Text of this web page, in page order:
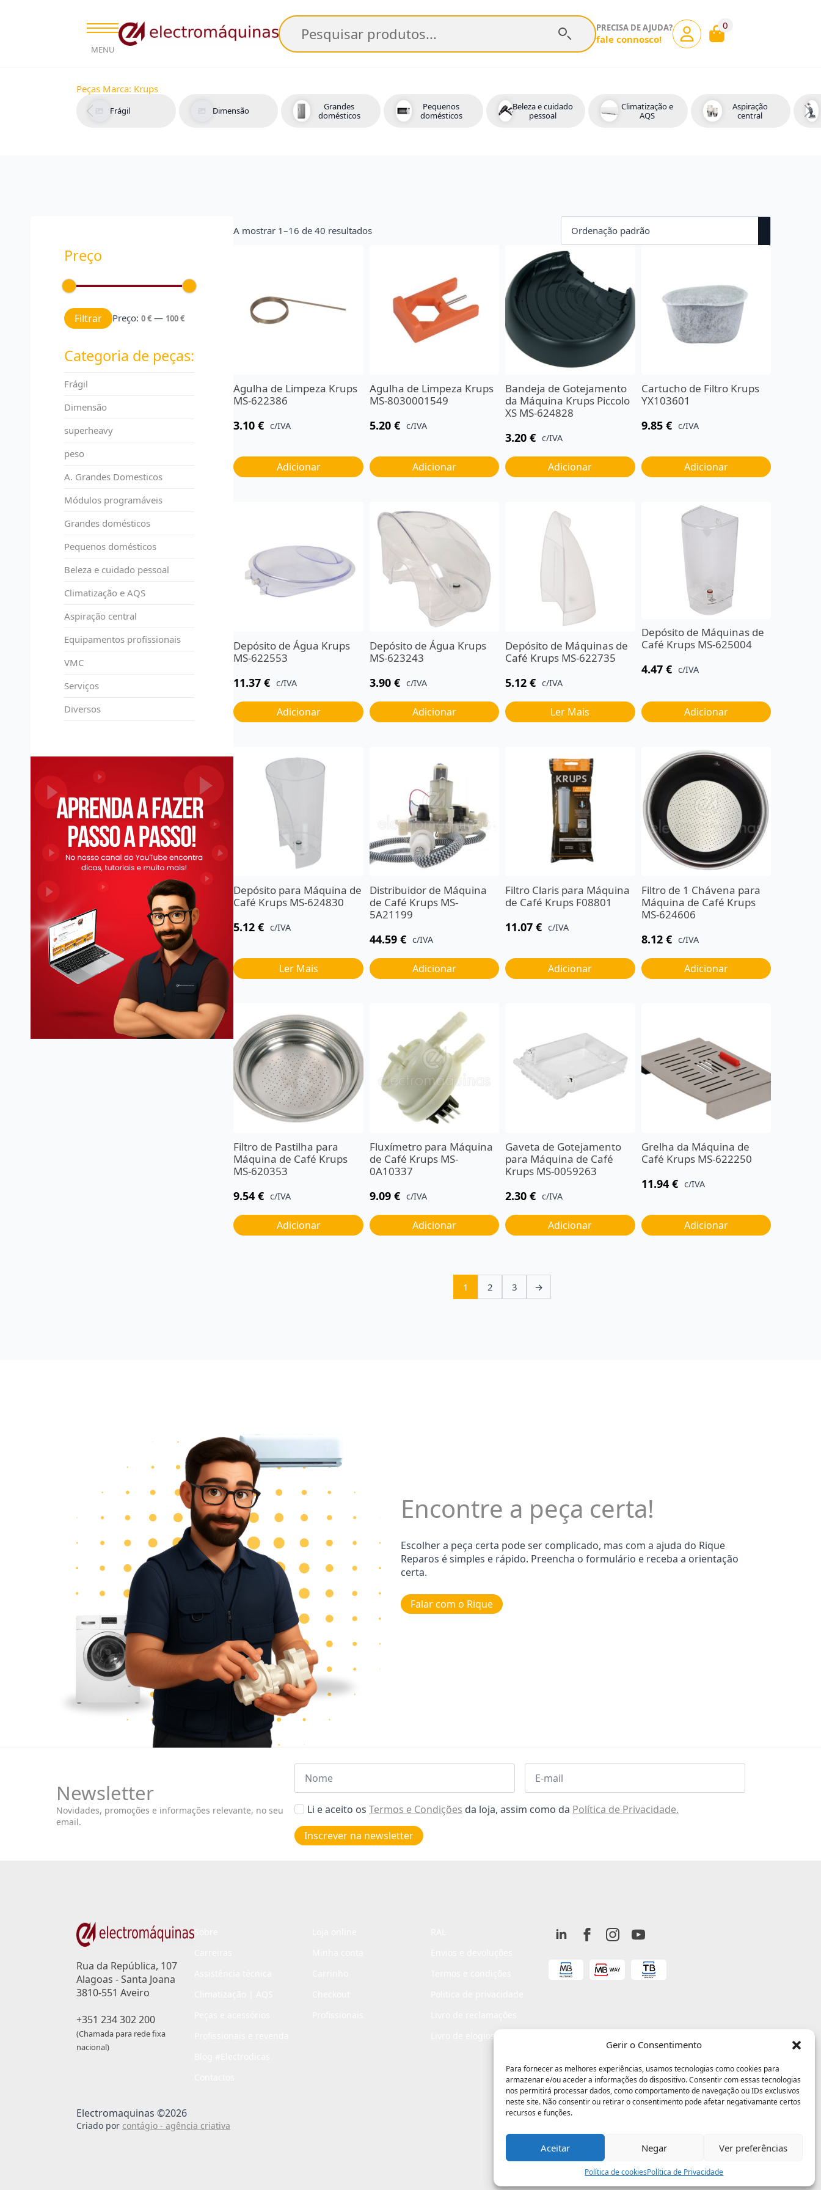
Gerir o Consentimento
Para fornecer as melhores experiências, usamos tecnologias como cookies para
armazenar e/ou aceder a informações do dispositivo. Consentir com essas tecnologias
nos permitirá processar dados, como comportamento de navegação ou IDs exclusivos
neste site. Não consentir ou retirar o consentimento pode afetar negativamante certos
recursos e funções.
Aceitar Negar Ver preferências
Política de cookiesPolítica de Privacidade
MENU
Pesquisar PRECISA DE AJUDA?
fale connosco!
0
Peças Marca: Krups
Frágil Dimensão
Grandes
domésticos
Pequenos
domésticos
Beleza e cuidado
pessoal
Climatização e
AQS
Aspiração
central
Preço
Preço mínimo
Preço máximo
Filtrar Preço: 0 € — 100 €
Categoria de peças:
Frágil
Dimensão
superheavy
peso
A. Grandes Domesticos
Módulos programáveis
Grandes domésticos
Pequenos domésticos
Beleza e cuidado pessoal
Climatização e AQS
Aspiração central
Equipamentos profissionais
VMC
Serviços
Diversos
A mostrar 1–16 de 40 resultados
Agulha de Limpeza Krups
MS-622386
3.10€ c/IVA
Adicionar
Agulha de Limpeza Krups
MS-8030001549
5.20 € c/IVA
Adicionar
Bandeja de Gotejamento
da Máquina Krups Piccolo
XS MS-624828
3.20€ c/IVA
Adicionar
Cartucho de Filtro Krups
YX103601
9.85 € c/IVA
Adicionar
Depósito de Água Krups
MS-622553
11.37€ c/IVA
Adicionar
Depósito de Água Krups
MS-623243
3.90 € c/IVA
Adicionar
Depósito de Máquinas de
Café Krups MS-622735
5.12€ c/IVA
Ler Mais
Depósito de Máquinas de
Café Krups MS-625004
4.47 € c/IVA
Adicionar
Depósito para Máquina de
Café Krups MS-624830
5.12€ c/IVA
Ler Mais
Distribuidor de Máquina
de Café Krups MS-
5A21199
44.59 € c/IVA
Adicionar
Filtro Claris para Máquina
de Café Krups F08801
11.07€ c/IVA
Adicionar
Filtro de 1 Chávena para
Máquina de Café Krups
MS-624606
8.12 € c/IVA
Adicionar
Filtro de Pastilha para
Máquina de Café Krups
MS-620353
9.54€ c/IVA
Adicionar
Fluxímetro para Máquina
de Café Krups MS-
0A10337
9.09 € c/IVA
Adicionar
Gaveta de Gotejamento
para Máquina de Café
Krups MS-0059263
2.30€ c/IVA
Adicionar
Grelha da Máquina de
Café Krups MS-622250
11.94 € c/IVA
Adicionar
1 2 3 →
Encontre a peça certa!
Escolher a peça certa pode ser complicado, mas com a ajuda do Rique
Reparos é simples e rápido. Preencha o formulário e receba a orientação
certa.
Falar com o Rique
Newsletter
Novidades, promoções e informações relevante, no seu
email.
Nome Email
Aceitar
de
privacidade
Li e aceito os Termos e Condições da loja, assim como da Política de Privacidade.
Inscrever na newsletter
Rua da República, 107
Alagoas - Santa Joana
3810-551 Aveiro
+351 234 302 200
(Chamada para rede fixa
nacional)
Livro de elogios
Electromaquinas ©2026
Criado por contágio - agência criativa